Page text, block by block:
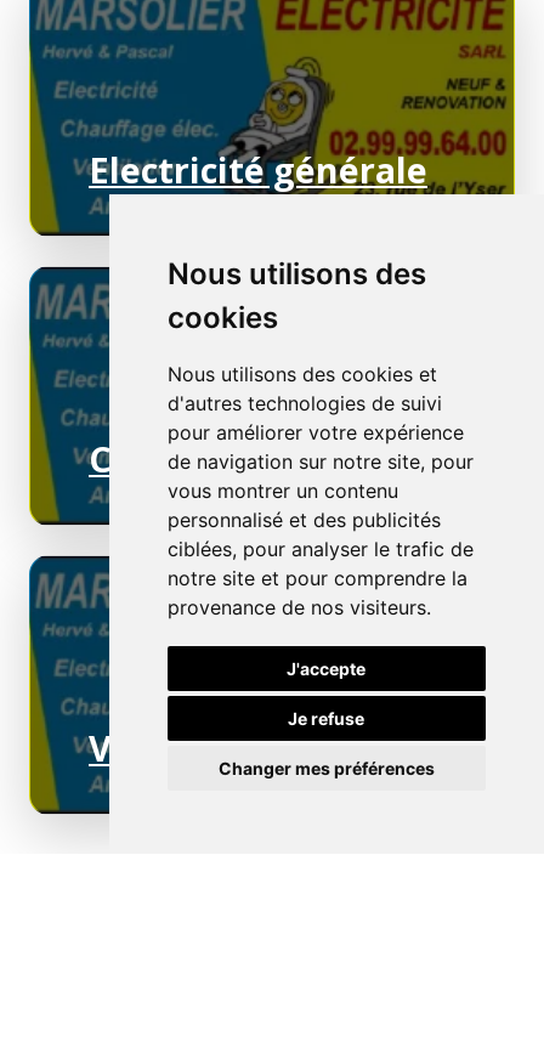
Nous utilisons des
cookies
Nous utilisons des cookies et
d'autres technologies de suivi
pour améliorer votre expérience
de navigation sur notre site, pour
vous montrer un contenu
personnalisé et des publicités
ciblées, pour analyser le trafic de
notre site et pour comprendre la
provenance de nos visiteurs.
J'accepte
Je refuse
Changer mes préférences
Electricité générale
Chauffage électrique
Ventilation